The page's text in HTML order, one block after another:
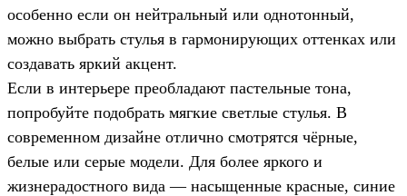
особенно если он нейтральный или однотонный,
можно выбрать стулья в гармонирующих оттенках или
создавать яркий акцент.
Если в интерьере преобладают пастельные тона,
попробуйте подобрать мягкие светлые стулья. В
современном дизайне отлично смотрятся чёрные,
белые или серые модели. Для более яркого и
жизнерадостного вида — насыщенные красные, синие